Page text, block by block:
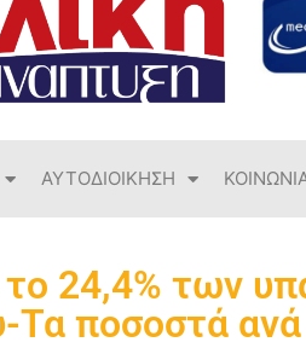
ΑΥΤΟΔΙΟΙΚΗΣΗ
24,4% των
Τα ποσοστά